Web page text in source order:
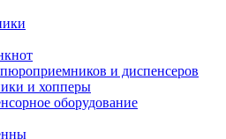
и диспенсеров
и хопперы
оборудование